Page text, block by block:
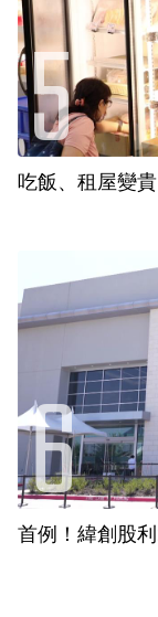
吃飯、租屋變
首例！緯創股